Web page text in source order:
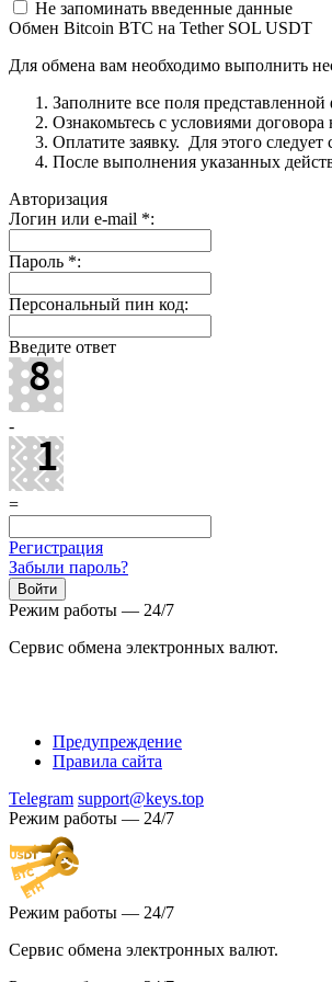
Не запоминать введенные данные
Обмен Bitcoin BTC на Tether SOL USDT
Для обмена вам необходимо выполнить
Заполните все поля
Ознакомьтесь с условиями
Оплатите заявку. Для этого
После выполнения указанных
Авторизация
Логин или e-mail *:
Пароль *:
Персональный пин код:
Введите ответ
-
=
Регистрация
Забыли пароль?
Режим работы — 24/7
Сервис обмена электронных валют.
Предупреждение
Правила сайта
Telegram support@keys.top
Режим работы — 24/7
Режим работы — 24/7
Сервис обмена электронных валют.